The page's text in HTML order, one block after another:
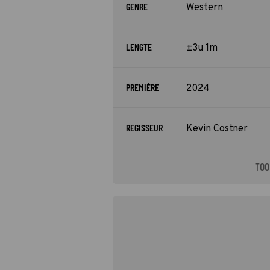
GENRE Western
LENGTE ±3u 1m
PREMIÈRE 2024
REGISSEUR Kevin Costner